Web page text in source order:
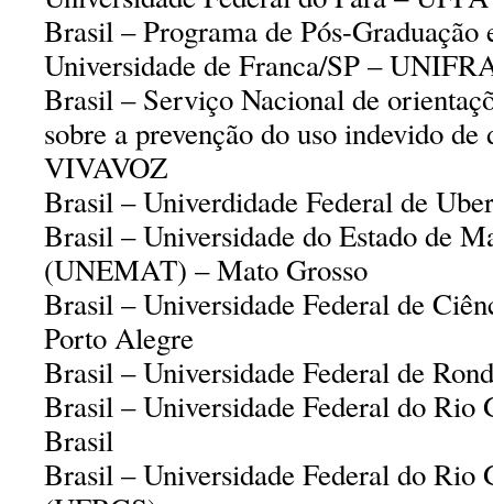
Brasil – Programa de Pós-
Universidade de Franca/SP –
Brasil – Serviço Nacional de
sobre a prevenção do uso indevido de
VIVAVOZ
Brasil – Univerdidade Federal de
Brasil – Universidade do Estado de
(UNEMAT) – Mato Grosso
Brasil – Universidade Federal de
Porto Alegre
Brasil – Universidade Federal de
Brasil – Universidade Federal do Rio
Brasil
Brasil – Universidade Federal do Rio